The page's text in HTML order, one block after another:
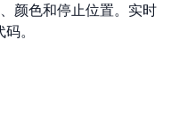
颜色和停止位置。实时
。